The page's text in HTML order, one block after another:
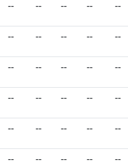
-- -- -- -- --
-- -- -- -- --
-- -- -- -- --
-- -- -- -- --
-- -- -- -- --
-- -- -- -- --